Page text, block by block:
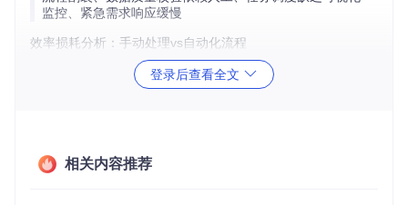
监控、紧急需求响应缓慢
效率损耗分析：手动处理vs自动化流程
手动处理 自动化流程
数据
人工编写SQL验
登录后查看全文
相关内容推荐